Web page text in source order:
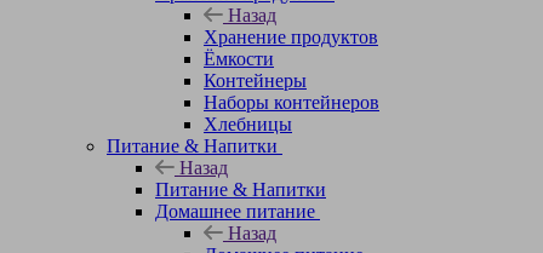
Назад
Хранение продуктов
Ёмкости
Контейнеры
Наборы контейнеров
Хлебницы
Питание & Напитки
Назад
Питание & Напитки
Домашнее питание
Назад